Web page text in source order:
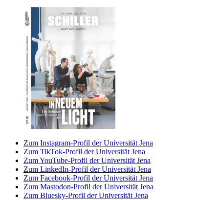
Zum Instagram-Profil der Universität Jena
Zum TikTok-Profil der Universität Jena
Zum YouTube-Profil der Universität Jena
Zum LinkedIn-Profil der Universität Jena
Zum Facebook-Profil der Universität Jena
Zum Mastodon-Profil der Universität Jena
Zum Bluesky-Profil der Universität Jena